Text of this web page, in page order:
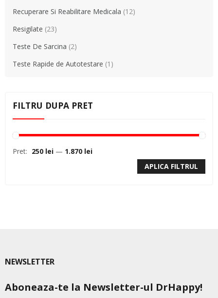
Recuperare Si Reabilitare Medicala (12)
Resigilate (23)
Teste De Sarcina (2)
Teste Rapide de Autotestare (1)
FILTRU DUPA PRET
Pret: 250 lei — 1.870 lei
APLICA FILTRUL
NEWSLETTER
Aboneaza-te la Newsletter-ul DrHappy!